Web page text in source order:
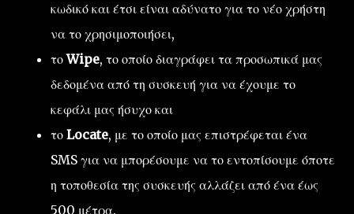
κωδικό και έτσι είναι αδύνατο για το νέο χρήστη
να το χρησιμοποιήσει,
τοWipe, το οποίο διαγράφει τα προσωπικά μας
δεδομένα από τη συσκευή για να έχουμε το
κεφάλι μας ήσυχο και
το Locate, με το οποίο μας επιστρέφεται ένα
SMS για να μπορέσουμε να το εντοπίσουμε όποτε
η τοποθεσία της συσκευής αλλάζει από ένα έως
500 μέτρα.